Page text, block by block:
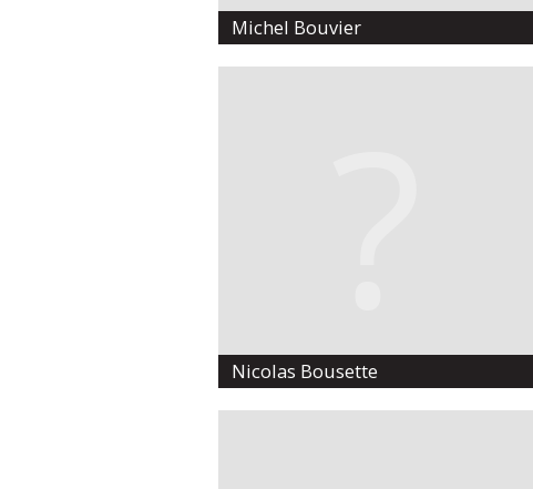
Michel Bouvier
Nicolas Bousette